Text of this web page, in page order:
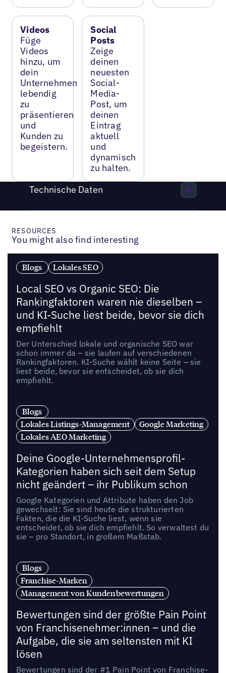
Videos
Füge
Videos
hinzu, um
dein
Unternehmen
lebendig
zu
präsentieren
und
Kunden zu
begeistern.
Social
Posts
Zeige
deinen
neuesten
Social-
Media-
Post, um
deinen
Eintrag
aktuell
und
dynamisch
zu halten.
Technische Daten
RESOURCES
You might also find interesting
Blogs Lokales SEO
Local SEO vs Organic SEO: Die
Rankingfaktoren waren nie dieselben –
und KI-Suche liest beide, bevor sie dich
empfiehlt
Der Unterschied lokale und organische SEO war
schon immer da – sie laufen auf verschiedenen
Rankingfaktoren. KI-Suche wählt keine Seite – sie
liest beide, bevor sie entscheidet, ob sie dich
empfiehlt.
Blogs
Lokales Listings-Management
Google Marketing
Lokales AEO Marketing
Deine Google-Unternehmensprofil-
Kategorien haben sich seit dem Setup
nicht geändert – ihr Publikum schon
Google Kategorien und Attribute haben den Job
gewechselt: Sie sind heute die strukturierten
Fakten, die die KI-Suche liest, wenn sie
entscheidet, ob sie dich empfiehlt. So verwaltest du
sie – pro Standort, in großem Maßstab.
Blogs
Franchise-Marken
Management von Kundenbewertungen
Bewertungen sind der größte Pain Point
von Franchisenehmer:innen – und die
Aufgabe, die sie am seltensten mit KI
lösen
Bewertungen sind der #1 Pain Point von Franchise-